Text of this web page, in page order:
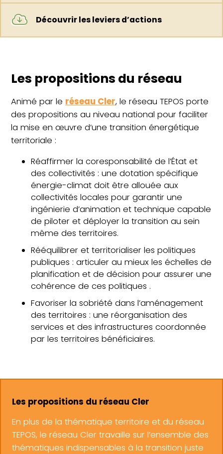
Découvrir les leviers d’actions
Les propositions du réseau
Animé par le réseau Cler, le réseau TEPOS porte
des propositions au niveau national pour faciliter
la mise en œuvre d’une transition énergétique
territoriale :
Réaffirmer la coresponsabilité de l’État et
des collectivités : une dotation spécifique
énergie-climat doit être allouée aux
collectivités locales pour garantir une
ingénierie d’animation et technique capable
de piloter et déployer la transition au sein
même des territoires.
Rééquilibrer et territorialiser les politiques
publiques : articuler au mieux les échelles de
planification et de décision pour assurer une
cohérence de ces politiques .
Favoriser la sobriété dans l’aménagement
des territoires : une réorganisation des
services et des infrastructures coordonnée
par les territoires bénéficiaires.
Les propositions du réseau Cler
En plus de la thématique territoire et du réseau
TEPOS, le réseau Cler travaille sur l’ensemble des
thématiques indispensables à la transition juste